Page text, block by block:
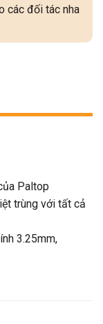
các đối tác nha
Paltop
trùng với tất cả
3.25mm,